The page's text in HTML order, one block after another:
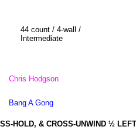
44 count / 4-wall /
Intermediate
Chris Hodgson
Bang A Gong
HOLD, & CROSS-UNWIND ½ LEFT